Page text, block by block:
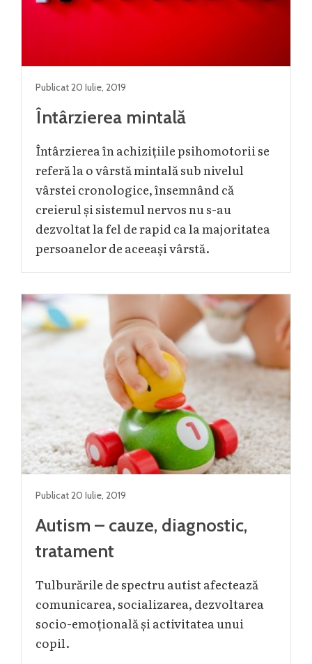
Publicat20 Iulie, 2019
Întârzierea mintală
Întârzierea în achizițiile psihomotorii se
referă la o vârstă mintală sub nivelul
vârstei cronologice, însemnând că
creierul și sistemul nervos nu s-au
dezvoltat la fel de rapid ca la majoritatea
persoanelor de aceeași vârstă.
Publicat20 Iulie, 2019
Autism – cauze, diagnostic,
tratament
Tulburările de spectru autist afectează
comunicarea, socializarea, dezvoltarea
socio-emoțională și activitatea unui
copil.